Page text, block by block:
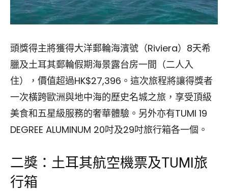
頭獎得主將獲得大洋郵輪海濱號（Riviera）8天希
臘及土耳其郵輪假期海景露台房一間（二人入
住），價值超過HK$27,396。這次旅程將讓得獎者
一次橫跨歐洲與地中海的歷史名城之旅，享受頂級
美食和五星級服務的奢華體驗。另外亦有TUMI 19
DEGREE ALUMINUM 20吋及29吋旅行箱各一個。
二獎：土耳其航空機票及TUMI旅
行箱